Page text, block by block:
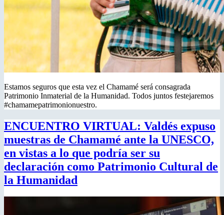
Estamos seguros que esta vez el Chamamé será consagrada
Patrimonio Inmaterial de la Humanidad. Todos juntos festejaremos
#chamamepatrimonionuestro.
ENCUENTRO VIRTUAL: Valdés expuso
muestras de Chamamé ante la UNESCO,
en vistas a lo que podría ser su
declaración como Patrimonio Cultural de
la Humanidad